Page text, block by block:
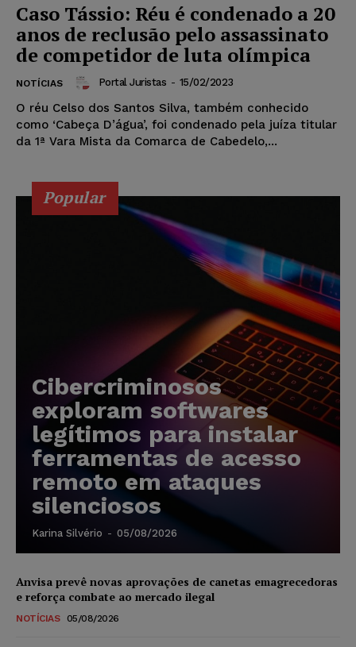
Caso Tássio: Réu é condenado a 20
anos de reclusão pelo assassinato
de competidor de luta olímpica
NOTÍCIAS Portal Juristas - 15/02/2023
O réu Celso dos Santos Silva, também conhecido
como ‘Cabeça D’água’, foi condenado pela juíza titular
da 1ª Vara Mista da Comarca de Cabedelo,...
Popular
Cibercriminosos
exploram softwares
legítimos para instalar
ferramentas de acesso
remoto em ataques
silenciosos
Karina Silvério - 05/08/2026
Anvisa prevê novas aprovações de canetas emagrecedoras
e reforça combate ao mercado ilegal
NOTÍCIAS 05/08/2026